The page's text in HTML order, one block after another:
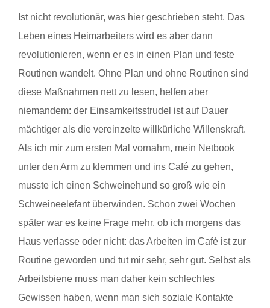
Ist nicht revolutionär, was hier geschrieben steht. Das
Leben eines Heimarbeiters wird es aber dann
revolutionieren, wenn er es in einen Plan und feste
Routinen wandelt. Ohne Plan und ohne Routinen sind
diese Maßnahmen nett zu lesen, helfen aber
niemandem: der Einsamkeitsstrudel ist auf Dauer
mächtiger als die vereinzelte willkürliche Willenskraft.
Als ich mir zum ersten Mal vornahm, mein Netbook
unter den Arm zu klemmen und ins Café zu gehen,
musste ich einen Schweinehund so groß wie ein
Schweineelefant überwinden. Schon zwei Wochen
später war es keine Frage mehr, ob ich morgens das
Haus verlasse oder nicht: das Arbeiten im Café ist zur
Routine geworden und tut mir sehr, sehr gut. Selbst als
Arbeitsbiene muss man daher kein schlechtes
Gewissen haben, wenn man sich soziale Kontakte